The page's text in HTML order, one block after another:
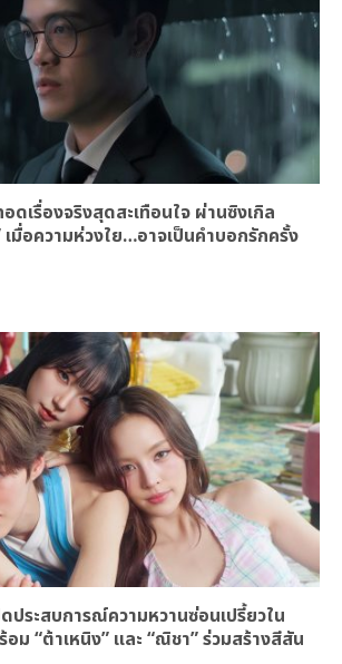
ดเรื่องจริงสุดสะเทือนใจ ผ่านซิงเกิล
มื่อความห่วงใย…อาจเป็นคำบอกรักครั้ง
ดประสบการณ์ความหวานซ่อนเปรี้ยวใน
ม “ต้าเหนิง” และ “ณิชา” ร่วมสร้างสีสัน